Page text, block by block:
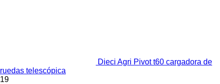
Dieci Agri Pivot t60 cargadora de
ruedas telescópica
19